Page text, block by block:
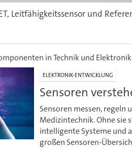
Leitfähigkeitssensor und
in Technik und Elektronik
ELEKTRONIK-ENTWICKLUNG
Sensoren
Sensoren messen, regeln
Medizintechnik. Ohne sie
intelligente Systeme und
großen Sensoren-